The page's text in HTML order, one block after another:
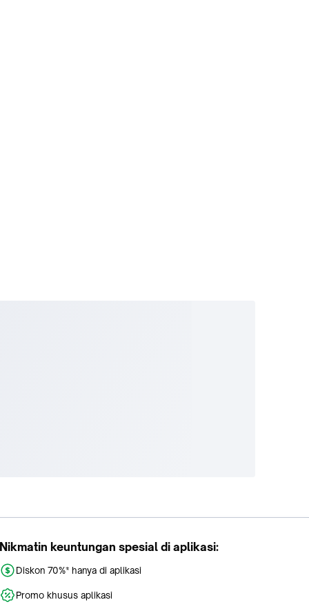
Nikmatin keuntungan spesial di aplikasi:
Diskon 70%* hanya di aplikasi
Promo khusus aplikasi